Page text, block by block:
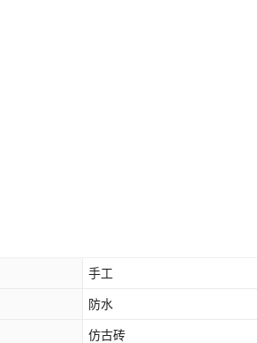
手工
防水
仿古砖